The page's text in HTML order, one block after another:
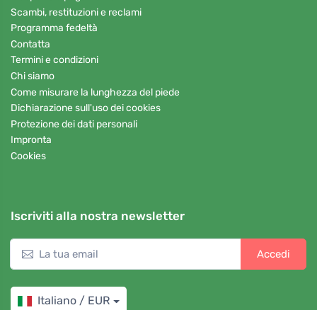
Scambi, restituzioni e reclami
Programma fedeltà
Contatta
Termini e condizioni
Chi siamo
Come misurare la lunghezza del piede
Dichiarazione sull'uso dei cookies
Protezione dei dati personali
Impronta
Cookies
Iscriviti alla nostra newsletter
Accedi
Italiano / EUR